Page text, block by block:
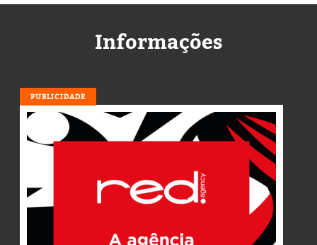
Informações
PUBLICIDADE